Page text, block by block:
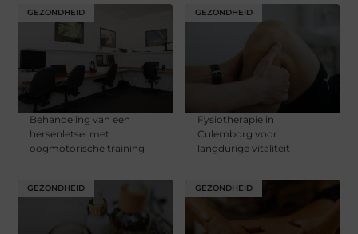
GEZONDHEID
Behandeling van een
hersenletsel met
oogmotorische training
GEZONDHEID
Fysiotherapie in
Culemborg voor
langdurige vitaliteit
GEZONDHEID GEZONDHEID